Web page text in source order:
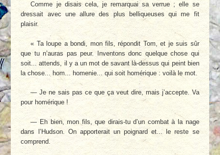
Comme je disais cela, je remarquai sa verrue ; elle se
dressait avec une allure des plus belliqueuses qui me fit
plaisir.
« Ta loupe a bondi, mon fils, répondit Tom, et je suis sûr
que tu n’auras pas peur. Inventons donc quelque chose qui
soit... attends, il y a un mot de savant là-dessus qui peint bien
la chose... hom... homenie... qui soit homérique : voilà le mot.
— Je ne sais pas ce que ça veut dire, mais j’accepte. Va
pour homérique !
— Eh bien, mon fils, que dirais-tu d’un combat à la nage
dans l’Hudson. On apporterait un poignard et... le reste se
comprend.